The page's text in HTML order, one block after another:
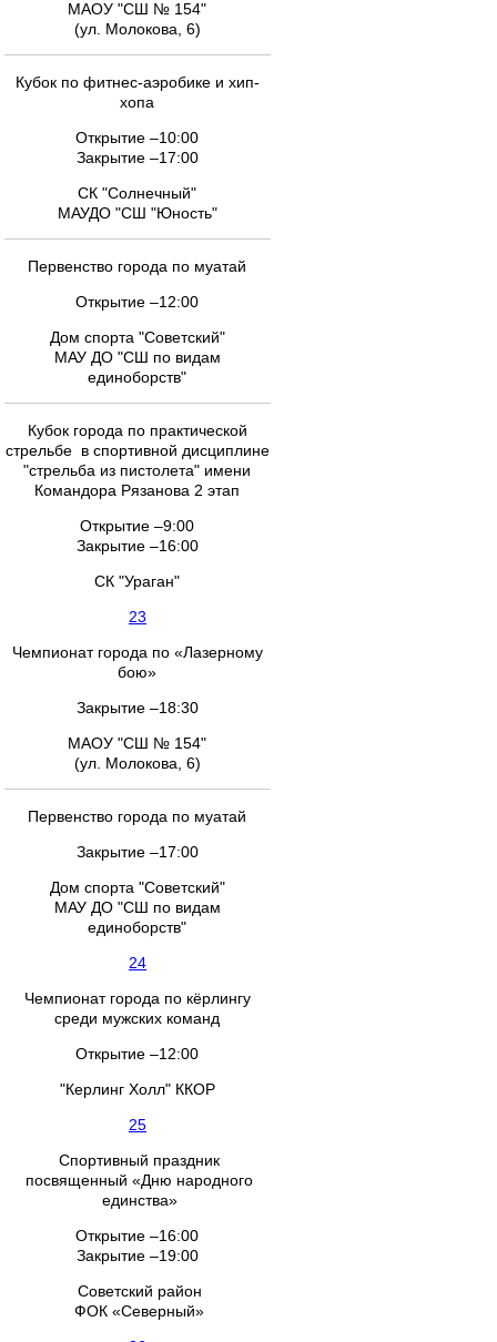
МАОУ "СШ № 154"
(ул. Молокова, 6)
Кубок по фитнес-аэробике и хип-
хопа
Открытие –10:00
Закрытие –17:00
СК "Солнечный"
МАУДО "СШ "Юность"
Первенство города по муатай
Открытие –12:00
Дом спорта "Советский"
МАУ ДО "СШ по видам
единоборств"
Кубок города по практической
стрельбе в спортивной дисциплине
"стрельба из пистолета" имени
Командора Рязанова 2 этап
Открытие –9:00
Закрытие –16:00
СК "Ураган"
23
Чемпионат города по «Лазерному
бою»
Закрытие –18:30
МАОУ "СШ № 154"
(ул. Молокова, 6)
Первенство города по муатай
Закрытие –17:00
Дом спорта "Советский"
МАУ ДО "СШ по видам
единоборств"
24
Чемпионат города по кёрлингу
среди мужских команд
Открытие –12:00
"Керлинг Холл" ККОР
25
Спортивный праздник
посвященный «Дню народного
единства»
Открытие –16:00
Закрытие –19:00
Советский район
ФОК «Северный»